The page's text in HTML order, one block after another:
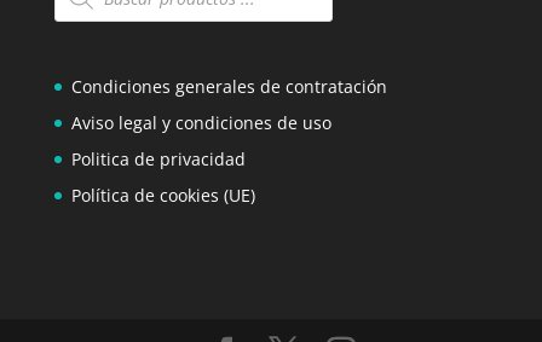
de
Condiciones generales de contratación
Aviso legal y condiciones de uso
Politica de privacidad
Política de cookies (UE)